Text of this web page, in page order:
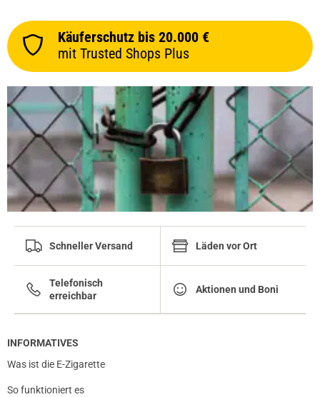
Käuferschutz bis 20.000 €
mit Trusted Shops Plus
Schneller Versand Läden vor Ort
Telefonisch
erreichbar
Aktionen und Boni
INFORMATIVES
Was ist die E-Zigarette
So funktioniert es